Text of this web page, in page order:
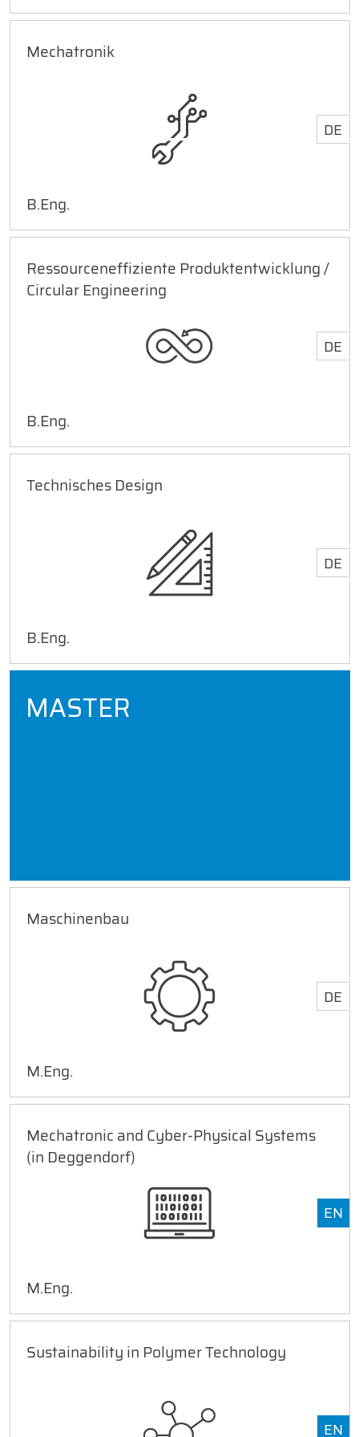
Mechatronik
DE
B.Eng.
Ressourceneffiziente Produktentwicklung /
Circular Engineering
DE
B.Eng.
Technisches Design
DE
B.Eng.
MASTER
Maschinenbau
DE
M.Eng.
Mechatronic and Cyber-Physical Systems
(in Deggendorf)
EN
M.Eng.
Sustainability in Polymer Technology
EN